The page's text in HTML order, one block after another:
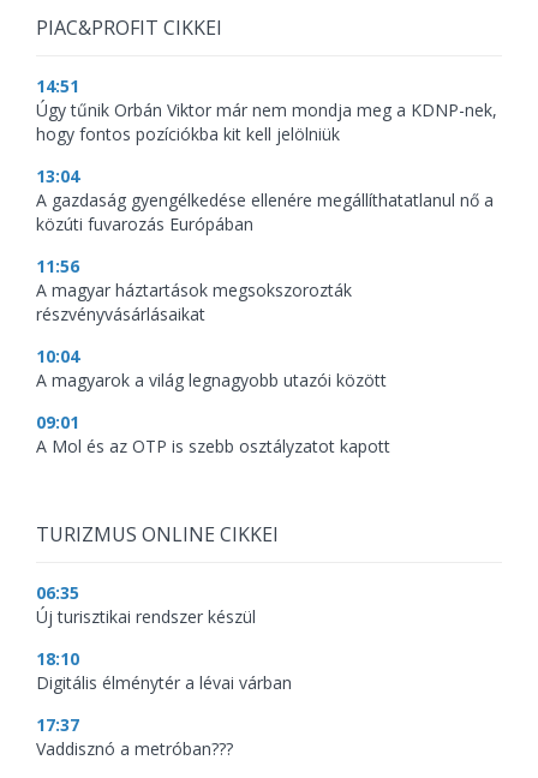
PIAC&PROFIT CIKKEI
14:51
Úgy tűnik Orbán Viktor már nem mondja meg a KDNP-nek,
hogy fontos pozíciókba kit kell jelölniük
13:04
A gazdaság gyengélkedése ellenére megállíthatatlanul nő a
közúti fuvarozás Európában
11:56
A magyar háztartások megsokszorozták
részvényvásárlásaikat
10:04
A magyarok a világ legnagyobb utazói között
09:01
A Mol és az OTP is szebb osztályzatot kapott
TURIZMUS ONLINE CIKKEI
06:35
Új turisztikai rendszer készül
18:10
Digitális élménytér a lévai várban
17:37
Vaddisznó a metróban???